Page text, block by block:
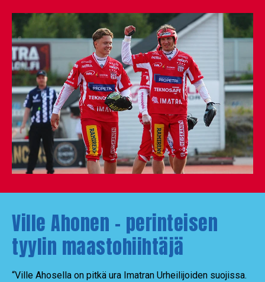
Ville Ahonen – perinteisen
tyylin maastohiihtäjä
“Ville Ahosella on pitkä ura Imatran Urheilijoiden suojissa.